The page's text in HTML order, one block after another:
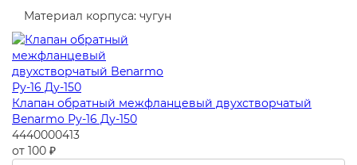
Материал корпуса: чугун
Клапан обратный межфланцевый двухстворчатый
Benarmo Ру-16 Ду-150
4440000413
от 100 ₽